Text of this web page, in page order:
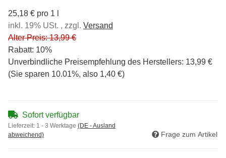
25,18 € pro 1 l
inkl. 19% USt. , zzgl. Versand
Alter Preis: 13,99 €
Rabatt: 10%
Unverbindliche Preisempfehlung des Herstellers: 13,99 €
(Sie sparen 10.01%, also 1,40 €)
Sofort verfügbar
Lieferzeit: 1 - 3 Werktage (DE - Ausland
abweichend)
Frage zum Artikel